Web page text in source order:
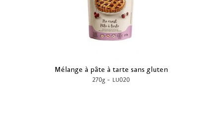
Mélange à pâte à tarte sans gluten
270g - LU020